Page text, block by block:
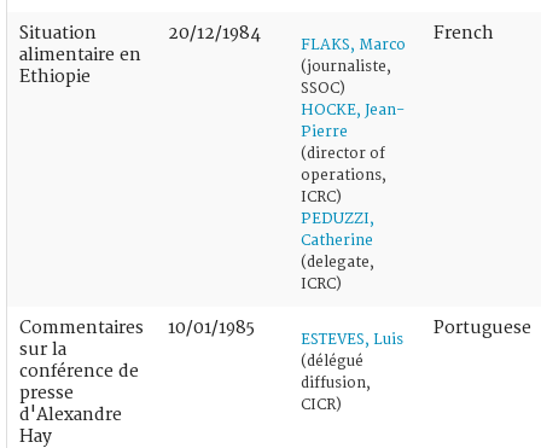
Situation
alimentaire en
Ethiopie
20/12/1984
FLAKS, Marco
(journaliste,
SSOC)
HOCKE, Jean-
Pierre
(director of
operations,
ICRC)
PEDUZZI,
Catherine
(delegate,
ICRC)
French
Commentaires
sur la
conférence de
presse
d'Alexandre
Hay
10/01/1985
ESTEVES, Luis
(délégué
diffusion,
CICR)
Portuguese